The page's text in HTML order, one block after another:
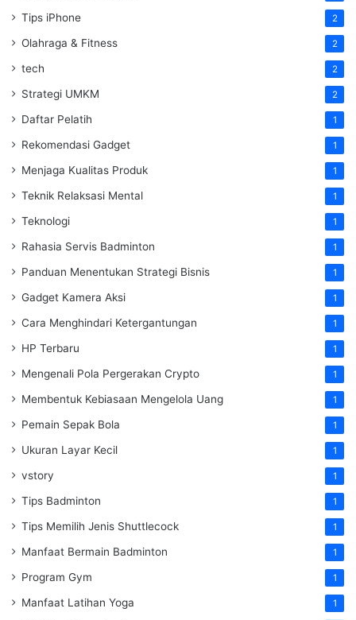
Tips iPhone 2
Olahraga & Fitness 2
tech 2
Strategi UMKM 2
Daftar Pelatih 1
Rekomendasi Gadget 1
Menjaga Kualitas Produk 1
Teknik Relaksasi Mental 1
Teknologi 1
Rahasia Servis Badminton 1
Panduan Menentukan Strategi Bisnis 1
Gadget Kamera Aksi 1
Cara Menghindari Ketergantungan 1
HP Terbaru 1
Mengenali Pola Pergerakan Crypto 1
Membentuk Kebiasaan Mengelola Uang 1
Pemain Sepak Bola 1
Ukuran Layar Kecil 1
vstory 1
Tips Badminton 1
Tips Memilih Jenis Shuttlecock 1
Manfaat Bermain Badminton 1
Program Gym 1
Manfaat Latihan Yoga 1